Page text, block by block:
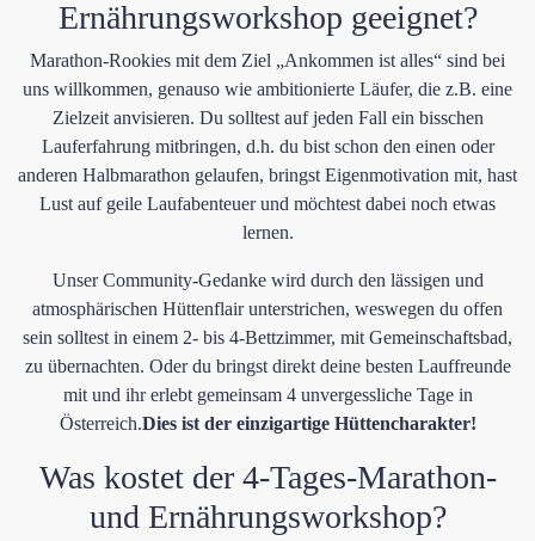
Ernährungsworkshop geeignet?
Marathon-Rookies mit dem Ziel „Ankommen ist alles“ sind bei
uns willkommen, genauso wie ambitionierte Läufer, die z.B. eine
Zielzeit anvisieren. Du solltest auf jeden Fall ein bisschen
Lauferfahrung mitbringen, d.h. du bist schon den einen oder
anderen Halbmarathon gelaufen, bringst Eigenmotivation mit, hast
Lust auf geile Laufabenteuer und möchtest dabei noch etwas
lernen.
Unser Community-Gedanke wird durch den lässigen und
atmosphärischen Hüttenflair unterstrichen, weswegen du offen
sein solltest in einem 2- bis 4-Bettzimmer, mit Gemeinschaftsbad,
zu übernachten. Oder du bringst direkt deine besten Lauffreunde
mit und ihr erlebt gemeinsam ​4 unvergessliche Tage in
Österreich.Dies ist der einzigartige Hüttencharakter!
​Was kostet der 4-Tages-Marathon-
und Ernährungsworkshop?